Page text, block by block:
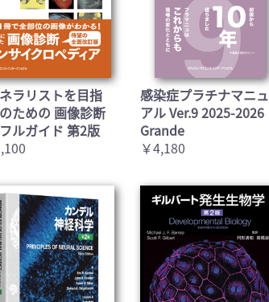
ラリストを目指
ための 画像診断
ルガイド 第2版
感染症プラチナマニュ
アル Ver.9 2025-2026
Grande
￥4,180